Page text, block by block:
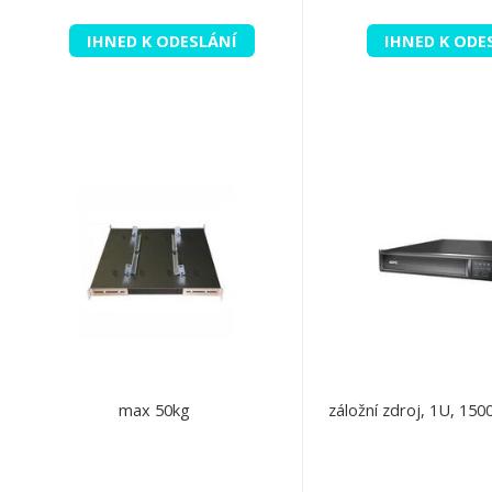
IHNED K ODESLÁNÍ
max 50kg
IHNED K
záložní zdroj, 1U,